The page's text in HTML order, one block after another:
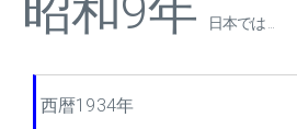
日本では ...
西暦1934年